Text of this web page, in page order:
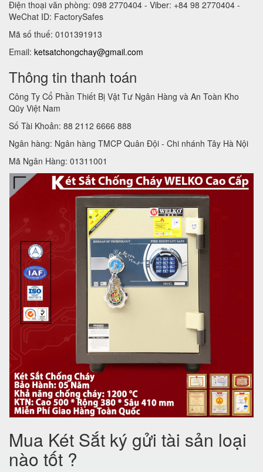
Điện thoại văn phòng: 098 2770404 - Viber: +84 98 2770404 -
WeChat ID: FactorySafes
Mã số thuế: 0101391913
Email: ketsatchongchay@gmail.com
Thông tin thanh toán
Công Ty Cổ Phần Thiết Bị Vật Tư Ngân Hàng và An Toàn Kho
Qũy Việt Nam
Số Tài Khoản: 88 2112 6666 888
Ngân hàng: Ngân hàng TMCP Quân Đội - Chi nhánh Tây Hà Nội
Mã Ngân Hàng: 01311001
Mua Két Sắt ký gửi tài sản loại
nào tốt ?